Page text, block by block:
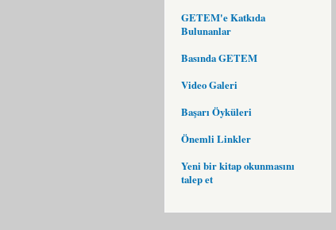
GETEM'e Katkıda
Bulunanlar
Basında GETEM
Video Galeri
Başarı Öyküleri
Önemli Linkler
Yeni bir kitap okunmasını
talep et